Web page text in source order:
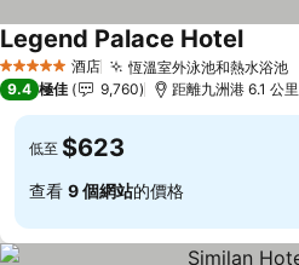
5 星級 酒店 恆溫室外泳池和熱水浴池
Legend Palace Hotel
9.4 極佳 9,760 距離九洲港 6.1 公里
低至 $623
查看 9 個網站的價格